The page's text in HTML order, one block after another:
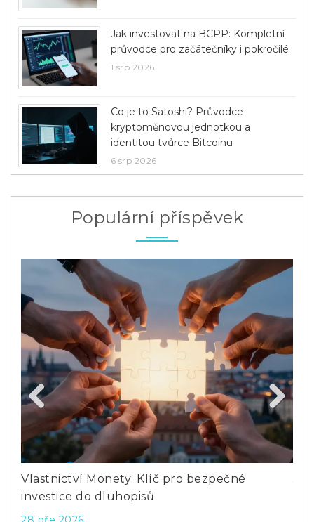
Jak investovat na BCPP: Kompletní
průvodce pro začátečníky i pokročilé
1 srp 2026
Co je to Satoshi? Průvodce
kryptoměnovou jednotkou a
identitou tvůrce Bitcoinu
6 srp 2026
Populární příspěvek
Vlastnictví Monety: Klíč pro bezpečné
investice do dluhopisů
Previous Next